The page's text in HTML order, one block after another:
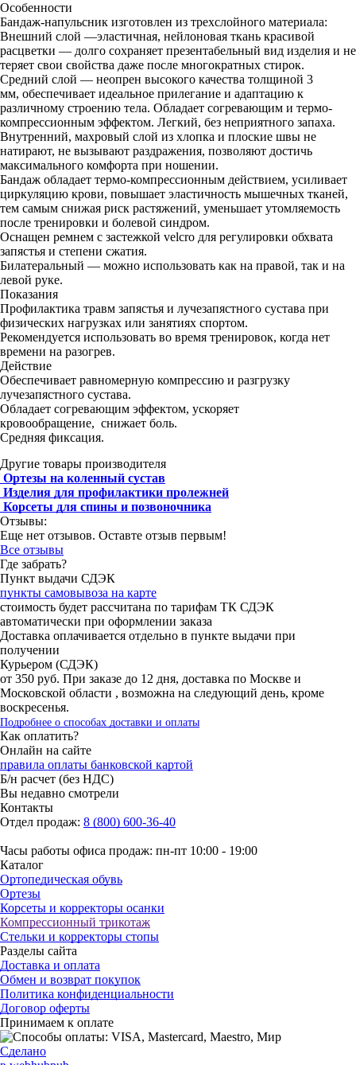
Особенности
Бандаж-напульсник изготовлен из трехслойного материала:
Внешний слой —эластичная, нейлоновая ткань красивой
расцветки — долго сохраняет презентабельный вид изделия и не
теряет свои свойства даже после многократных стирок.
Средний слой — неопрен высокого качества толщиной 3
мм, обеспечивает идеальное прилегание и адаптацию к
различному строению тела. Обладает согревающим и термо-
компрессионным эффектом. Легкий, без неприятного запаха.
Внутренний, махровый слой из хлопка и плоские швы не
натирают, не вызывают раздражения, позволяют достичь
максимального комфорта при ношении.
Бандаж обладает термо-компрессионным действием, усиливает
циркуляцию крови, повышает эластичность мышечных тканей,
тем самым снижая риск растяжений, уменьшает утомляемость
после тренировки и болевой синдром.
Оснащен ремнем с застежкой velcro для регулировки обхвата
запястья и степени сжатия.
Билатеральный — можно использовать как на правой, так и на
левой руке.
Показания
Профилактика травм запястья и лучезапястного сустава при
физических нагрузках или занятиях спортом.
Рекомендуется использовать во время тренировок, когда нет
времени на разогрев.
Действие
Обеспечивает равномерную компрессию и разгрузку
лучезапястного сустава.
Обладает согревающим эффектом, ускоряет
кровообращение, снижает боль.
Средняя фиксация.
Другие товары производителя
Ортезы на коленный сустав
Изделия для профилактики пролежней
Корсеты для спины и позвоночника
Отзывы:
Еще нет отзывов. Оставте отзыв первым!
Все отзывы
Где забрать?
Пункт выдачи СДЭК
пункты самовывоза на карте
стоимость будет рассчитана по тарифам ТК СДЭК
автоматически при оформлении заказа
Доставка оплачивается отдельно в пункте выдачи при
получении
Курьером (СДЭК)
от 350 руб. При заказе до 12 дня, доставка по Москве и
Московской области , возможна на следующий день, кроме
воскресенья.
Подробнее о способах доставки и оплаты
Как оплатить?
Онлайн на сайте
правила оплаты банковской картой
Б/н расчет (без НДС)
Вы недавно смотрели
Контакты
Отдел продаж: 8 (800) 600-36-40
Часы работы офиса продаж: пн-пт 10:00 - 19:00
Каталог
Ортопедическая обувь
Ортезы
Корсеты и корректоры осанки
Компрессионный трикотаж
Стельки и корректоры стопы
Разделы сайта
Доставка и оплата
Обмен и возврат покупок
Политика конфиденциальности
Договор оферты
Принимаем к оплате
Сделано